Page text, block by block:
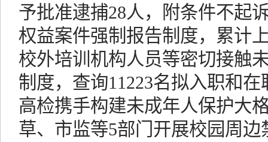
予批准逮捕28人，附条件不起
权益案件强制报告制度，累计
校外培训机构人员等密切接触
制度，查询11223名拟入职和
高检携手构建未成年人保护大
草、市监等5部门开展校园周